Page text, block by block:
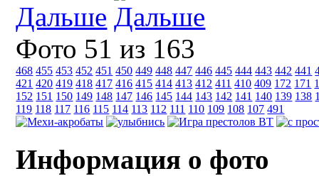
Дальше
Фото 51 из 163
468 455 453 452 451 450 449 448 447 446 445 444 443 442 441
421 420 419 418 417 416 415 414 413 412 411 410 409 172 171
152 151 150 149 148 147 146 145 144 143 142 141 140 139 138
119 118 117 116 115 114 113 112 111 110 109 108 107 491
Информация о фото